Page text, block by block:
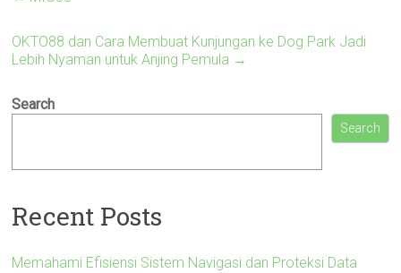
OKTO88 dan Cara Membuat Kunjungan ke Dog Park Jadi
Lebih Nyaman untuk Anjing Pemula →
Search
Search
Recent Posts
Memahami Efisiensi Sistem Navigasi dan Proteksi Data